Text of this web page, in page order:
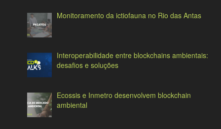
Monitoramento da ictiofauna no Rio das Antas
Interoperabilidade entre blockchains ambientais:
desafios e soluções
Ecossis e Inmetro desenvolvem blockchain
ambiental